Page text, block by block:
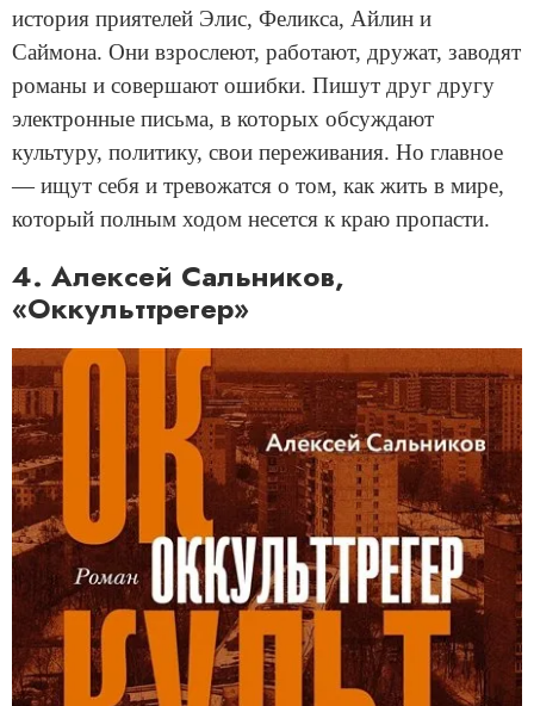
история приятелей Элис, Феликса, Айлин и
Саймона. Они взрослеют, работают, дружат, заводят
романы и совершают ошибки. Пишут друг другу
электронные письма, в которых обсуждают
культуру, политику, свои переживания. Но главное
— ищут себя и тревожатся о том, как жить в мире,
который полным ходом несется к краю пропасти.
4. Алексей Сальников,
«Оккульттрегер»